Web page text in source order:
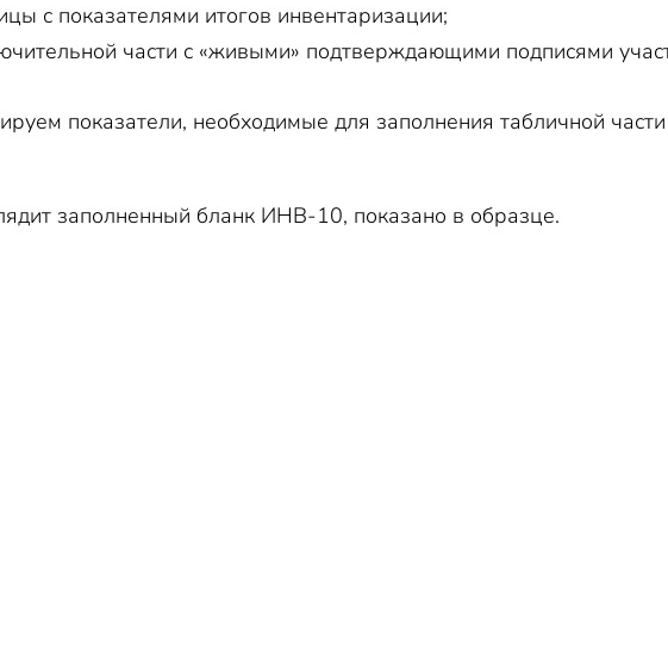
с показателями итогов инвентаризации;
части с «живыми» подтверждающими подписями
показатели, необходимые для заполнения табличной
заполненный бланк ИНВ-10, показано в образце.